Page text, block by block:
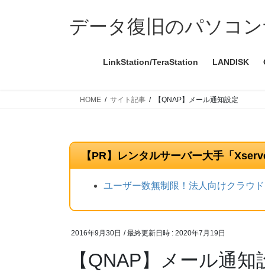
データ復旧のパソコ
LinkStation/TeraStation LANDISK
HOME サイト記事 【QNAP】メール通知設定
【PR】レンタルサーバー大手「
ユーザー数無制限！法人向けクラウ
2016年9月30日 / 最終更新日時 : 2020年7月19日
【QNAP】メール通知